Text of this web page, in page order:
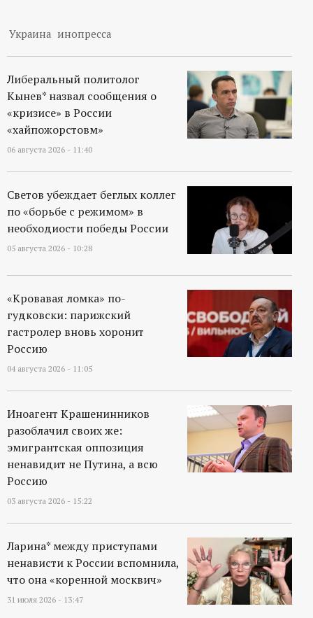
Украина инопресса
Либеральный политолог
Кынев* назвал сообщения о
«кризисе» в России
«хайпожорстовм»
06 августа 2026 - 11:40
Светов убеждает беглых коллег
по «борьбе с режимом» в
необходиости победы России
05 августа 2026 - 10:28
«Кровавая ломка» по-
гудковски: парижский
гастролер вновь хоронит
Россию
04 августа 2026 - 11:05
Иноагент Крашенинников
разоблачил своих же:
эмигрантская оппозиция
ненавидит не Путина, а всю
Россию
03 августа 2026 - 15:22
Ларина* между приступами
ненависти к России вспомнила,
что она «коренной москвич»
31 июля 2026 - 13:47